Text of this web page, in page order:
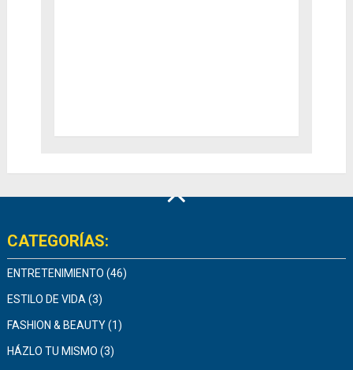
CATEGORÍAS:
ENTRETENIMIENTO (46)
ESTILO DE VIDA(3)
FASHION & BEAUTY(1)
HÁZLO TU MISMO (3)